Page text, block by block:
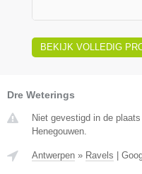
BEKIJK VOLLEDIG
Dre Weterings
Niet gevestigd in de
Henegouwen.
Antwerpen » Ravels